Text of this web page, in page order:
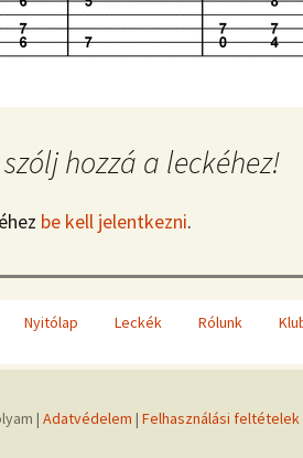
hozzá a leckéhez!
be kell jelentkezni.
Nyitólap Leckék Rólunk
| Adatvédelem | Felhasználási feltételek